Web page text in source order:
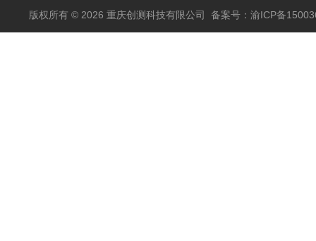
版权所有 © 2026 重庆创测科技有限公司 备案号：渝ICP备